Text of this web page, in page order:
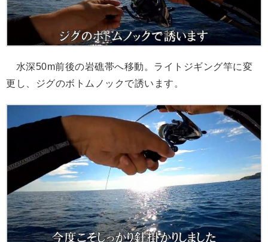
水深50m前後の岩礁帯へ移動。ライトジギング竿に変
更し、ジグのボトムノックで誘います。